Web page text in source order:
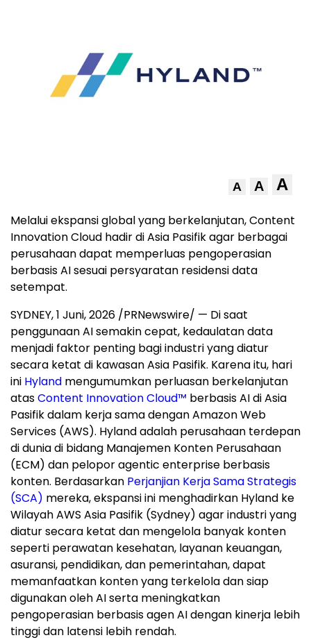
A A A
Melalui ekspansi global yang berkelanjutan, Content
Innovation Cloud hadir di Asia Pasifik agar berbagai
perusahaan dapat memperluas pengoperasian
berbasis AI sesuai persyaratan residensi data
setempat.
SYDNEY,1 Juni, 2026 /PRNewswire/ — Di saat
penggunaan AI semakin cepat, kedaulatan data
menjadi faktor penting bagi industri yang diatur
secara ketat di kawasan Asia Pasifik. Karena itu, hari
ini Hyland mengumumkan perluasan berkelanjutan
atasContent Innovation Cloud™ berbasis AI di Asia
Pasifik dalam kerja sama dengan Amazon Web
Services (AWS). Hyland adalah perusahaan terdepan
di dunia di bidang Manajemen Konten Perusahaan
(ECM) dan pelopor agentic enterprise berbasis
konten. Berdasarkan Perjanjian Kerja Sama Strategis
(SCA) mereka, ekspansi ini menghadirkan Hyland ke
Wilayah AWS Asia Pasifik (Sydney) agar industri yang
diatur secara ketat dan mengelola banyak konten
seperti perawatan kesehatan, layanan keuangan,
asuransi, pendidikan, dan pemerintahan, dapat
memanfaatkan konten yang terkelola dan siap
digunakan oleh AI serta meningkatkan
pengoperasian berbasis agen AI dengan kinerja lebih
tinggi dan latensi lebih rendah.